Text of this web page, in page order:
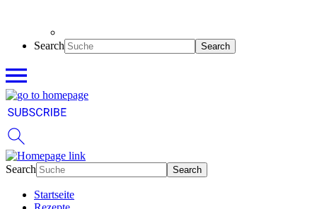
Search
Search
Startseite